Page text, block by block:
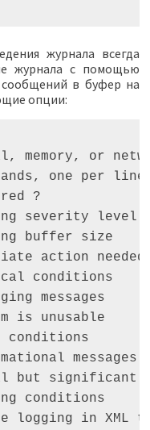
журнала всегда
журнала с помощью
в буфер на
опции:
memory, or
one per line.
?
severity level
buffer size
action
conditions
messages
is unusable
conditions
messages
but
conditions
logging in